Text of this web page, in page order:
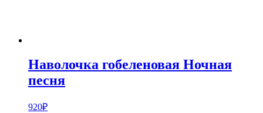
Наволочка гобеленовая Ночная
песня
920₽